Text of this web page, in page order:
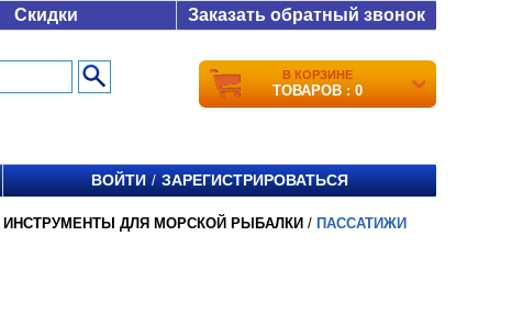
Скидки Заказать обратный звонок
В КОРЗИНЕ
ТОВАРОВ : 0
ВОЙТИ / ЗАРЕГИСТРИРОВАТЬСЯ
ИНСТРУМЕНТЫ ДЛЯ МОРСКОЙ РЫБАЛКИ / ПАССАТИЖИ